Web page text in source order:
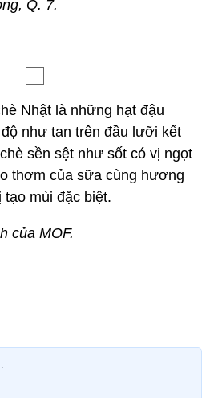
Q. 7.
Nhật là những hạt đậu
như tan trên đầu lưỡi kết
sền sệt như sốt có vị ngọt
thơm của sữa cùng hương
mùi đặc biệt.
của MOF.